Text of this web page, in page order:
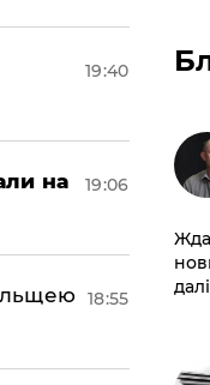
19:40
на
19:06
18:55
далі